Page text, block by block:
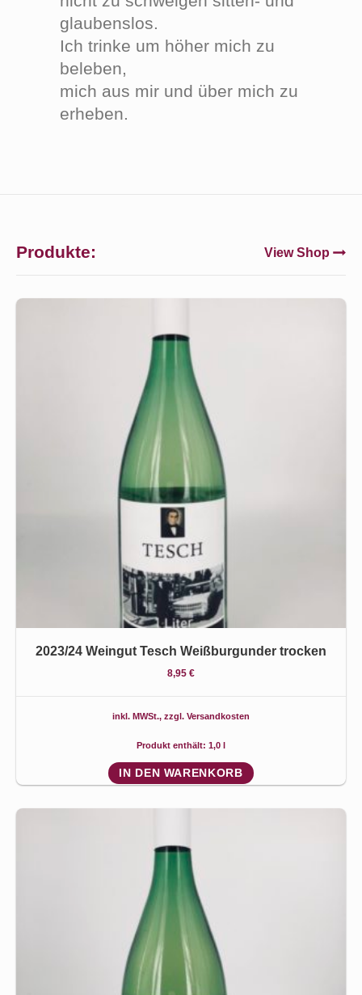
glaubenslos.
Ich trinke um höher mich zu
beleben,
mich aus mir und über mich zu
erheben.
Homepage
Content
Widget
Area
Produkte: View Shop
2023/24 Weingut Tesch Weißburgunder trocken
8,95 €
inkl. MWSt., zzgl. Versandkosten
Produkt enthält: 1,0 l
IN DEN WARENKORB